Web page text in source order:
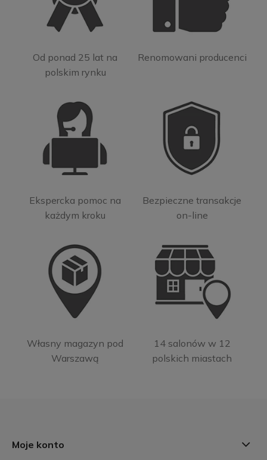
Od ponad 25 lat na
polskim rynku
Renomowani producenci
Ekspercka pomoc na
każdym kroku
Bezpieczne transakcje
on-line
Własny magazyn pod
Warszawą
14 salonów w 12
polskich miastach
Moje konto